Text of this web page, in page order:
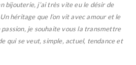
bijouterie, j’ai très vite eu le désir de
héritage que l’on vit avec amour et le
je souhaite vous la transmettre
qui se veut, simple, actuel, tendance et